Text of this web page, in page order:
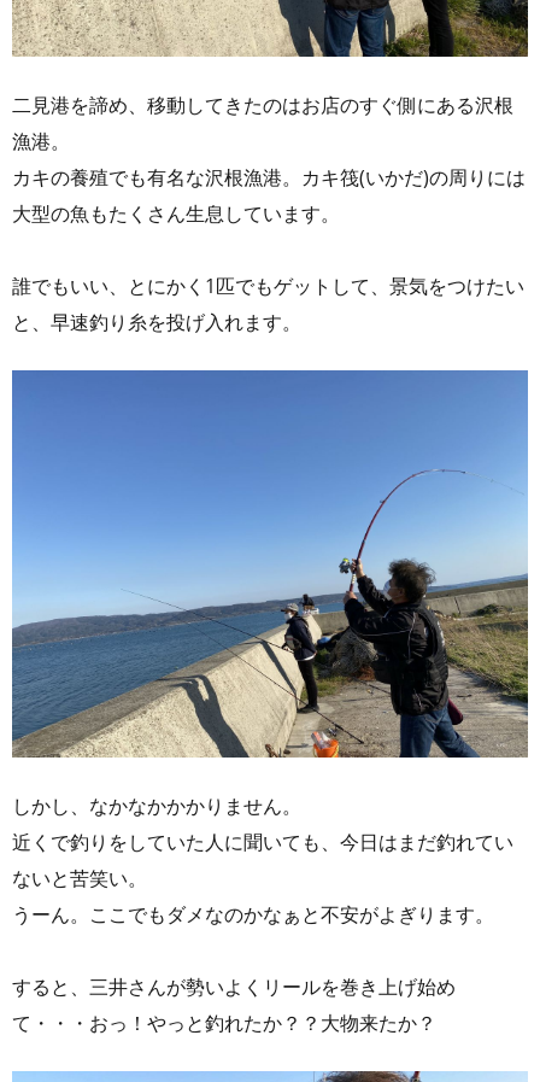
二見港を諦め、移動してきたのはお店のすぐ側にある沢根
漁港。
カキの養殖でも有名な沢根漁港。カキ筏(いかだ)の周りには
大型の魚もたくさん生息しています。
誰でもいい、とにかく1匹でもゲットして、景気をつけたい
と、早速釣り糸を投げ入れます。
しかし、なかなかかかりません。
近くで釣りをしていた人に聞いても、今日はまだ釣れてい
ないと苦笑い。
うーん。ここでもダメなのかなぁと不安がよぎります。
すると、三井さんが勢いよくリールを巻き上げ始め
て・・・おっ！やっと釣れたか？？大物来たか？